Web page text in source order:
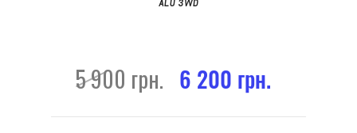
5 900 грн. 6 200 грн.